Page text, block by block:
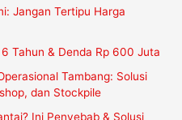
Jangan Tertipu Harga
Tahun & Denda Rp 600 Juta
Tambang: Solusi
dan Stockpile
Ini Penyebab & Solusi